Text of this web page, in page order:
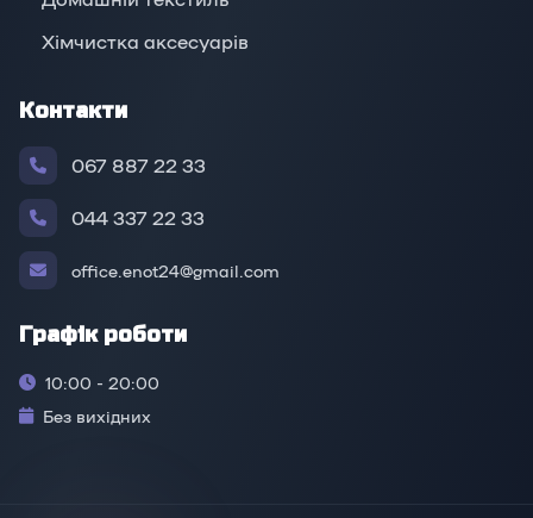
Хімчистка аксесуарів
Контакти
067 887 22 33
044 337 22 33
office.enot24@gmail.com
Графік роботи
10:00 - 20:00
Без вихідних